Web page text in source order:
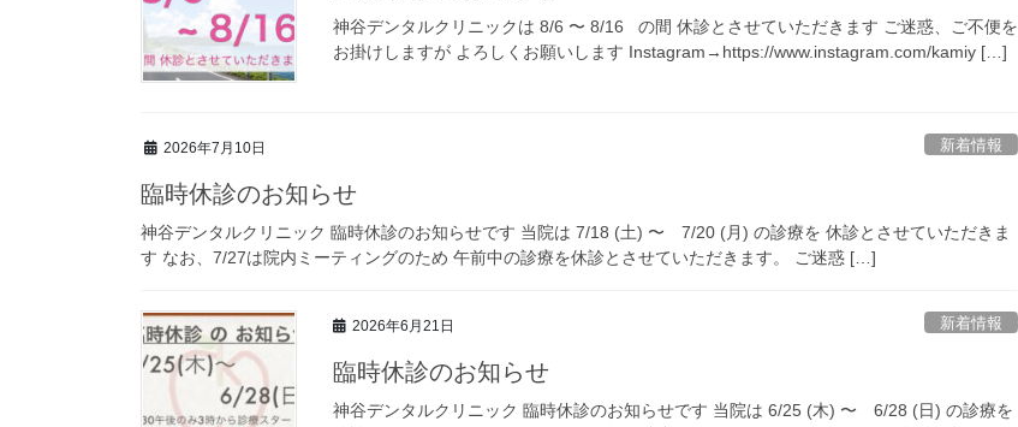
神谷デンタルクリニックは 8/6 〜 8/16 の間 休診とさせていただきます ご迷惑、ご不便を
お掛けしますが よろしくお願いします Instagram→https://www.instagram.com/kamiy […]
2026年7月10日 新着情報
臨時休診のお知らせ
神谷デンタルクリニック 臨時休診のお知らせです 当院は 7/18 (土) 〜 7/20 (月) の診療を 休診とさせていただきま
す なお、7/27は院内ミーティングのため 午前中の診療を休診とさせていただきます。 ご迷惑 […]
2026年6月21日 新着情報
臨時休診のお知らせ
神谷デンタルクリニック 臨時休診のお知らせです 当院は 6/25 (木) 〜 6/28 (日) の診療を